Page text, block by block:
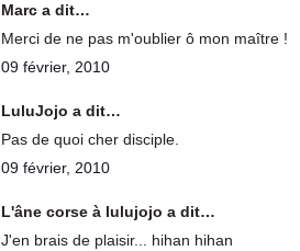
Marc a dit…
Merci de ne pas m'oublier ô mon maître !
09 février, 2010
LuluJojo a dit…
Pas de quoi cher disciple.
09 février, 2010
L'âne corse à lulujojo a dit…
J'en brais de plaisir... hihan hihan